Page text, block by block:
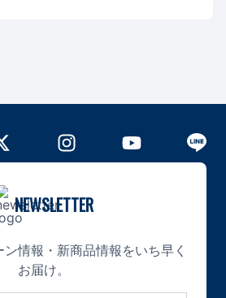
NEWSLETTER
情報・新商品情報をいち早く
お届け。